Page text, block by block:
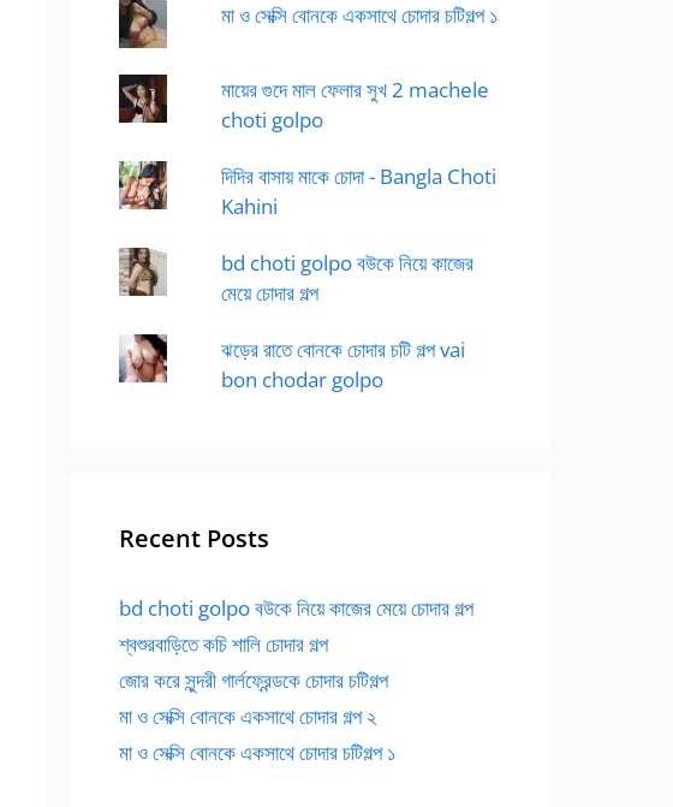
মা ও সেক্সি বোনকে একসাথে চোদার চটিগল্প ১
মায়ের গুদে মাল ফেলার সুখ 2 machele
choti golpo
দিদির বাসায় মাকে চোদা - Bangla Choti
Kahini
bd choti golpo বউকে নিয়ে কাজের
মেয়ে চোদার গল্প
ঝড়ের রাতে বোনকে চোদার চটি গল্প vai
bon chodar golpo
Recent Posts
bd choti golpo বউকে নিয়ে কাজের মেয়ে চোদার গল্প
শ্বশুরবাড়িতে কচি শালি চোদার গল্প
জোর করে সুন্দরী গার্লফ্রেন্ডকে চোদার চটিগল্প
মা ও সেক্সি বোনকে একসাথে চোদার গল্প ২
মা ও সেক্সি বোনকে একসাথে চোদার চটিগল্প ১